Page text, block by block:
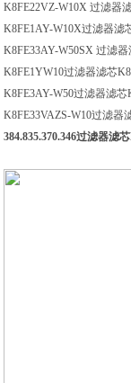
K8FE22VZ-W10X 过滤器
K8FE1AY-W10X过滤器滤
K8FE33AY-W50SX 过滤
K8FE1YW10过滤器滤芯
K8FE3AY-W50过滤器滤
K8FE33VAZS-W10过滤器
384.835.370.346过滤器滤